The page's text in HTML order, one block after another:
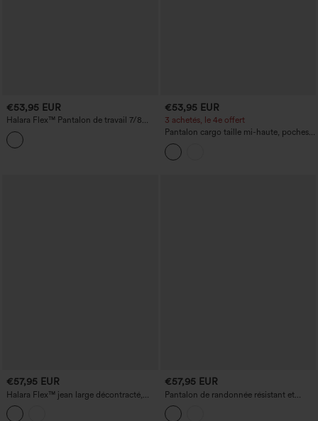
€53,95 EUR
Halara Flex™ Pantalon de travail 7/8
pied-de-poule, taille mi-haute, jambe
droite, avec poches
€53,95 EUR
3 achetés, le 4e offert
Pantalon cargo taille mi-haute, poches à
cordon, jambe large et coupe
décontractée.
€57,95 EUR
Halara Flex™ jean large décontracté,
taille haute avec empiècement croisé et
poches
€57,95 EUR
Pantalon de randonnée résistant et
déperlant, taille mi-haute, jambes
droites et poches.